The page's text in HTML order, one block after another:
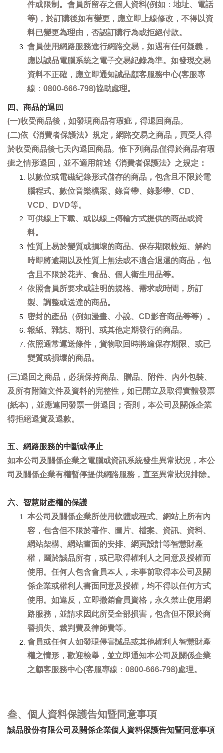
件或限制。會員所留存之個人資料(例如：地址、電話
等)，於訂購後如有變更，應立即上線修改，不得以資
料已變更為理由，否認訂購行為或拒絕付款。
會員使用網路服務進行網路交易，如遇有任何疑義，
應以誠品電腦系統之電子交易紀錄為準。如發現交易
資料不正確，應立即通知誠品顧客服務中心(客服專
線：0800-666-798)協助處理。
四、商品的退回
(一)收受商品後，如發現商品有瑕疵，得退回商品。
(二)依《消費者保護法》規定，網路交易之商品，買受人得
於收受商品後七天內退回商品。惟下列商品僅得於商品有瑕
疵之情形退回，並不適用前述《消費者保護法》之規定：
以數位或電磁紀錄形式儲存的商品，包含且不限於電
腦程式、數位音樂檔案、錄音帶、錄影帶、CD、
VCD、DVD等。
可供線上下載、或以線上傳輸方式提供的商品或資
料。
性質上易於變質或損壞的商品、保存期限較短、解約
時即將逾期以及性質上無法或不適合退還的商品，包
含且不限於花卉、食品、個人衛生用品等。
依照會員所要求或註明的規格、需求或時間，所訂
製、調整或送達的商品。
密封的產品（例如漫畫、小說、CD影音商品等等）。
報紙、雜誌、期刊、或其他定期發行的商品。
依照通常運送條件，貨物取回時將逾保存期限、或已
變質或損壞的商品。
(三)退回之商品，必須保持商品、贈品、附件、內外包裝、
及所有附隨文件及資料的完整性，如已開立及取得實體發票
(紙本)，並應連同發票一併退回；否則，本公司及關係企業
得拒絕退貨及退款。
五、網路服務的中斷或停止
如本公司及關係企業之電腦或資訊系統發生異常狀況，本公
司及關係企業有權暫停提供網路服務，直至異常狀況排除。
六、智慧財產權的保護
本公司及關係企業所使用軟體或程式、網站上所有內
容，包含但不限於著作、圖片、檔案、資訊、資料、
網站架構、網站畫面的安排、網頁設計等智慧財產
權，屬於誠品所有，或已取得權利人之同意及授權而
使用。任何人包含會員本人，未事前取得本公司及關
係企業或權利人書面同意及授權，均不得以任何方式
使用。如違反，立即撤銷會員資格，永久禁止使用網
路服務，並請求因此所受全部損害，包含但不限於商
譽損失、裁判費及律師費等。
會員或任何人如發現侵害誠品或其他權利人智慧財產
權之情形，歡迎檢舉，並立即通知本公司及關係企業
之顧客服務中心(客服專線：0800-666-798)處理。
叁、個人資料保護告知暨同意事項
誠品股份有限公司及關係企業個人資料保護告知暨同意事項